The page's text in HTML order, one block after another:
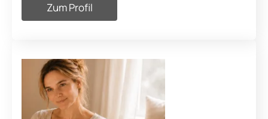
Zum Profil